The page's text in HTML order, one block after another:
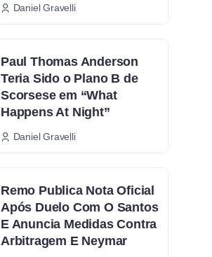
Daniel Gravelli
Paul Thomas Anderson
Teria Sido o Plano B de
Scorsese em “What
Happens At Night”
Daniel Gravelli
Remo Publica Nota Oficial
Após Duelo Com O Santos
E Anuncia Medidas Contra
Arbitragem E Neymar